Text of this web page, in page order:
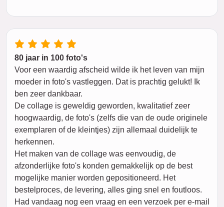
80 jaar in 100 foto's
Voor een waardig afscheid wilde ik het leven van mijn
moeder in foto's vastleggen. Dat is prachtig gelukt! Ik
ben zeer dankbaar.
De collage is geweldig geworden, kwalitatief zeer
hoogwaardig, de foto's (zelfs die van de oude originele
exemplaren of de kleintjes) zijn allemaal duidelijk te
herkennen.
Het maken van de collage was eenvoudig, de
afzonderlijke foto's konden gemakkelijk op de best
mogelijke manier worden gepositioneerd. Het
bestelproces, de levering, alles ging snel en foutloos.
Had vandaag nog een vraag en een verzoek per e-mail